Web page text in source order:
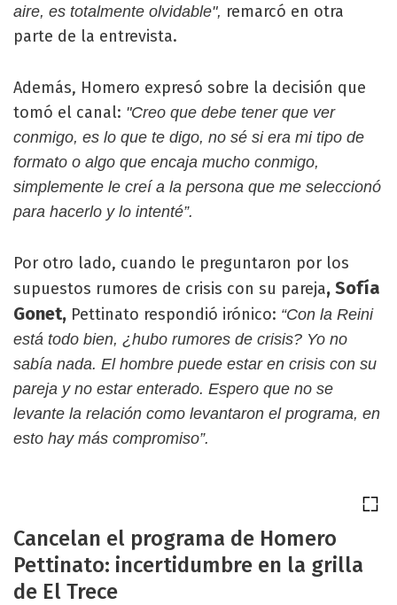
aire, es totalmente olvidable", remarcó en otra
parte de la entrevista.
Además, Homero expresó sobre la decisión que
tomó el canal: "Creo que debe tener que ver
conmigo, es lo que te digo, no sé si era mi tipo de
formato o algo que encaja mucho conmigo,
simplemente le creí a la persona que me seleccionó
para hacerlo y lo intenté”.
Por otro lado, cuando le preguntaron por los
supuestos rumores de crisis con su pareja, Sofía
Gonet, Pettinato respondió irónico: “Con la Reini
está todo bien, ¿hubo rumores de crisis? Yo no
sabía nada. El hombre puede estar en crisis con su
pareja y no estar enterado. Espero que no se
levante la relación como levantaron el programa, en
esto hay más compromiso”.
Cancelan el programa de Homero
Pettinato: incertidumbre en la grilla
de El Trece